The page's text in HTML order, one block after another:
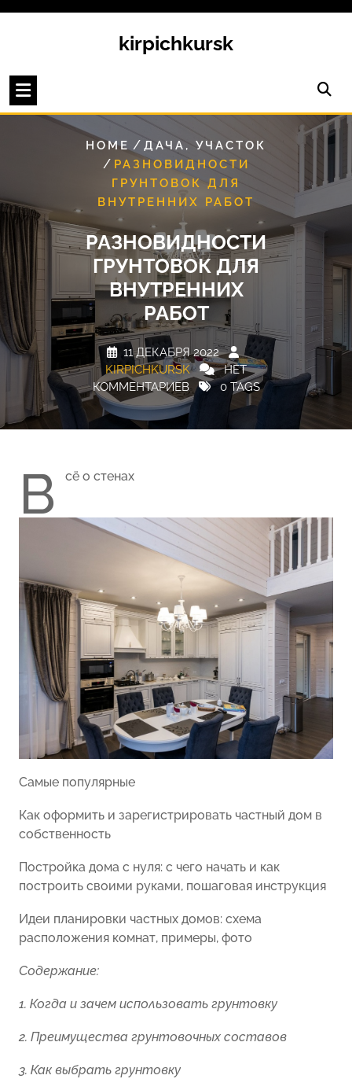
kirpichkursk
HOME / ДАЧА, УЧАСТОК
/ РАЗНОВИДНОСТИ
ГРУНТОВОК ДЛЯ
ВНУТРЕННИХ РАБОТ
РАЗНОВИДНОСТИ
ГРУНТОВОК ДЛЯ
ВНУТРЕННИХ
РАБОТ
11 ДЕКАБРЯ 2022
KIRPICHKURSK
НЕТ
КОММЕНТАРИЕВ
0 TAGS
В сё о стенах
Самые популярные
Как оформить и зарегистрировать частный дом в
собственность
Постройка дома с нуля: с чего начать и как
построить своими руками, пошаговая инструкция
Идеи планировки частных домов: схема
расположения комнат, примеры, фото
Содержание:
1. Когда и зачем использовать грунтовку
2. Преимущества грунтовочных составов
3. Как выбрать грунтовку